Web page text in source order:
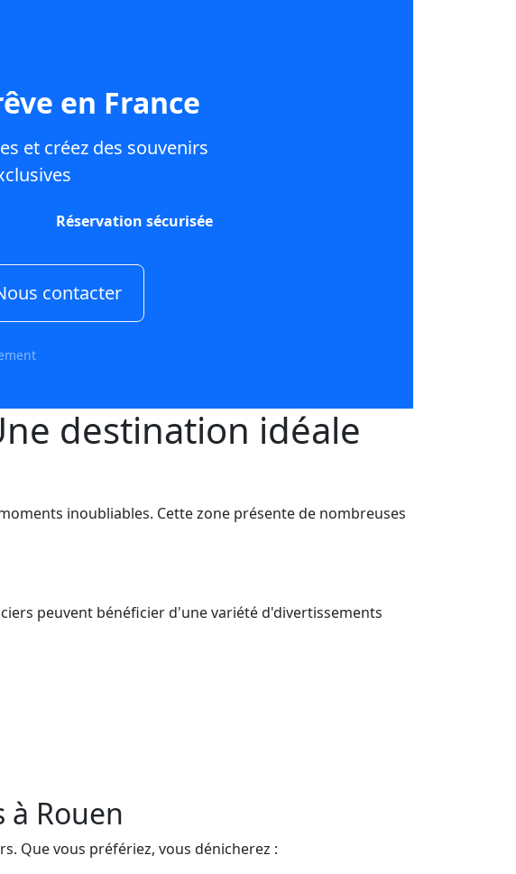
en France
et créez des souvenirs
Réservation sécurisée
contacter
destination idéale
inoubliables. Cette zone présente de nombreuses
peuvent bénéficier d'une variété d'divertissements
Rouen
Que vous préfériez, vous dénicherez :